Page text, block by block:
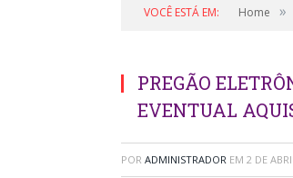
VOCÊ ESTÁ EM: Home »
PREGÃO
EVENTUAL
POR ADMINISTRADOR EM 2 DE